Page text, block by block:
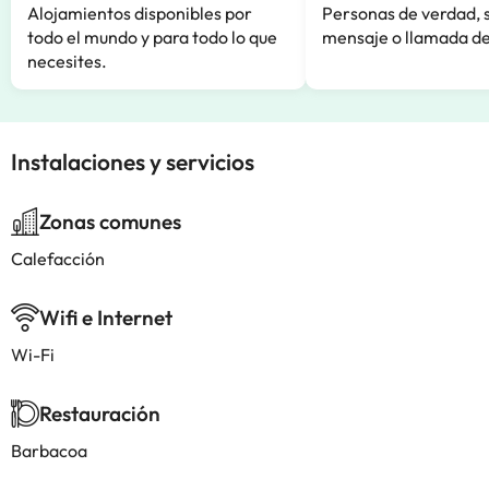
Alojamientos disponibles por
todo el mundo y para todo lo que
necesites.
Personas de verdad,
mensaje o llamada
Instalaciones y servicios
Zonas comunes
Calefacción
Wifi e Internet
Wi-Fi
Restauración
Barbacoa